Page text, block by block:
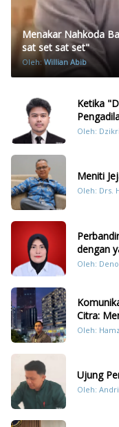
Menakar Nahkoda
sat set sat set"
Oleh:Willian Abib
Ketika
Oleh:
Meniti
Oleh: Drs.
dengan
Oleh:
Citra:
Konten
Oleh:
Ujung
Oleh: